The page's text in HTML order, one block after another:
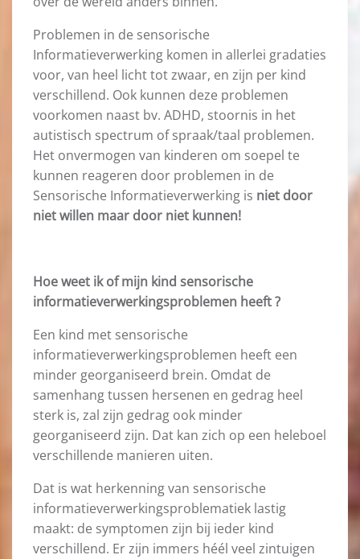
Problemen in de sensorische
Informatieverwerking komen in allerlei gradaties
voor, van heel licht tot zwaar, en zijn per kind
verschillend. Ook kunnen deze problemen
voorkomen naast bv. ADHD, stoornis in het
autistisch spectrum of spraak/taal problemen.
Het onvermogen van kinderen om soepel te
kunnen reageren door problemen in de
Sensorische Informatieverwerking is niet door
niet willen maar door niet kunnen!
Hoe weet ik of mijn kind sensorische
informatieverwerkingsproblemen heeft ?
Een kind met sensorische
informatieverwerkingsproblemen heeft een
minder georganiseerd brein. Omdat de
samenhang tussen hersenen en gedrag heel
sterk is, zal zijn gedrag ook minder
georganiseerd zijn. Dat kan zich op een heleboel
verschillende manieren uiten.
Dat is wat herkenning van sensorische
informatieverwerkingsproblematiek lastig
maakt: de symptomen zijn bij ieder kind
verschillend. Er zijn immers héél veel zintuigen